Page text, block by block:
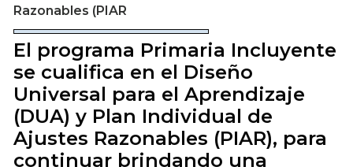
El programa Primaria Incluyente
se cualifica en el Diseño
Universal para el Aprendizaje
(DUA) y Plan Individual de
Ajustes Razonables (PIAR), para
continuar brindando una